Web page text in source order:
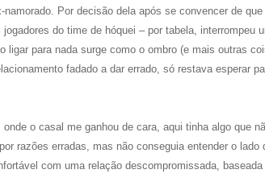
Por decisão dela após se convencer de
do time de hóquei – por tabela, interrompeu
ligar para nada surge como o ombro (e mais outras
fadado a dar errado, só restava esperar
o casal me ganhou de cara, aqui tinha algo que
razões erradas, mas não conseguia entender o
com uma relação descompromissada,